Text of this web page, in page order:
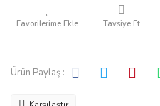
Tavsiye Et
Ürün Paylaş :